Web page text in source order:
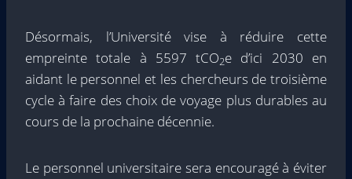
Désormais, l’Université vise à réduire cette
empreinte totale à 5597 tCO2e d’ici 2030 en
aidant le personnel et les chercheurs de troisième
cycle à faire des choix de voyage plus durables au
cours de la prochaine décennie.
Le personnel universitaire sera encouragé à éviter